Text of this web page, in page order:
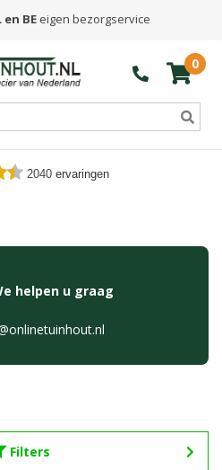
BE eigen bezorgservice
0
2040 ervaringen
helpen u graag
Filters